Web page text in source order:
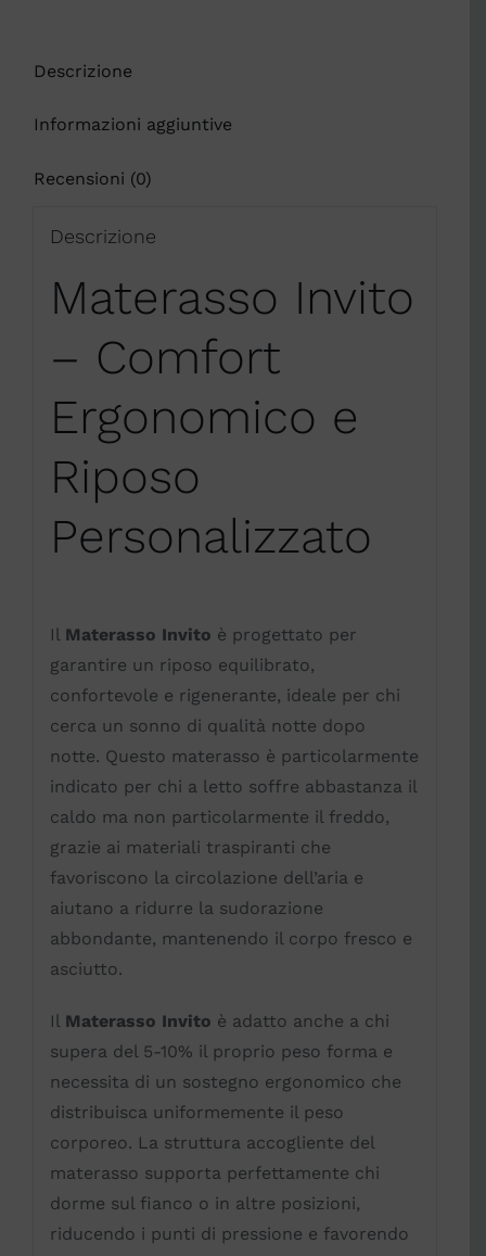
Descrizione
Informazioni aggiuntive
Recensioni (0)
Descrizione
Materasso Invito
– Comfort
Ergonomico e
Riposo
Personalizzato
Il Materasso Invito è progettato per
garantire un riposo equilibrato,
confortevole e rigenerante, ideale per chi
cerca un sonno di qualità notte dopo
notte. Questo materasso è particolarmente
indicato per chi a letto soffre abbastanza il
caldo ma non particolarmente il freddo,
grazie ai materiali traspiranti che
favoriscono la circolazione dell’aria e
aiutano a ridurre la sudorazione
abbondante, mantenendo il corpo fresco e
asciutto.
Il Materasso Invito è adatto anche a chi
supera del 5-10% il proprio peso forma e
necessita di un sostegno ergonomico che
distribuisca uniformemente il peso
corporeo. La struttura accogliente del
materasso supporta perfettamente chi
dorme sul fianco o in altre posizioni,
riducendo i punti di pressione e favorendo